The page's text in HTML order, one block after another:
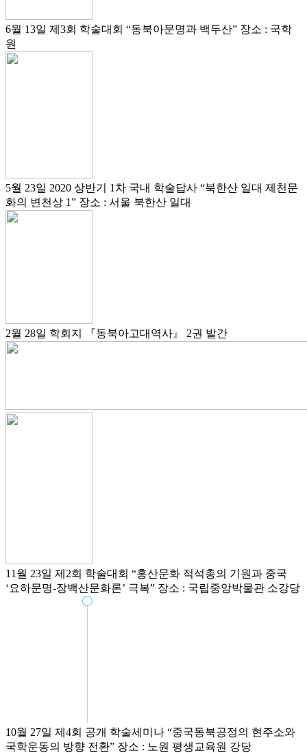
6월 13일 제3회 학술대회 “동북아문명과 백두산” 장소 : 국학
원
5월 23일 2020 상반기 1차 국내 학술답사 “북한산 일대 제천문
화의 변천상 1” 장소 : 서울 북한산 일대
2월 28일 학회지 『동북아고대역사』 2권 발간
11월 23일 제2회 학술대회 “홍산문화 적석총의 기원과 중국
‘요하문명-장백산문화론’ 극복” 장소 : 국립중앙박물관 소강당
10월 27일 제4회 공개 학술세미나 “중국동북공정의 현주소와
국학운동의 방향 전환” 장소 : 노원 평생교육원 강당